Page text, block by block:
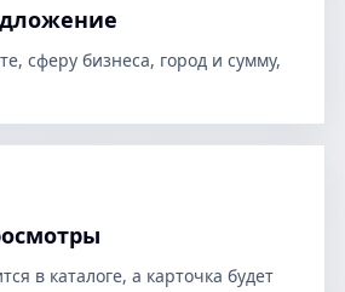
сферу бизнеса, город и сумму,
в каталоге, а карточка будет